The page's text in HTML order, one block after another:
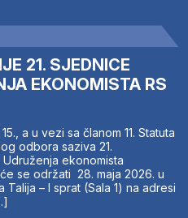
21. SJEDNICE
EKONOMISTA RS
a u vezi sa članom 11. Statuta
odbora saziva 21.
ekonomista
se održati 28. maja 2026. u
Talija – I sprat (Sala 1) na adresi